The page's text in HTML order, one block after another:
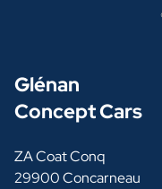
Glénan
Concept Cars
ZA Coat Conq
29900 Concarneau